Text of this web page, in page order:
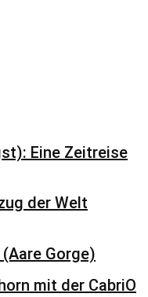
Eine Zeitreise
der Welt
Gorge)
mit der CabriO